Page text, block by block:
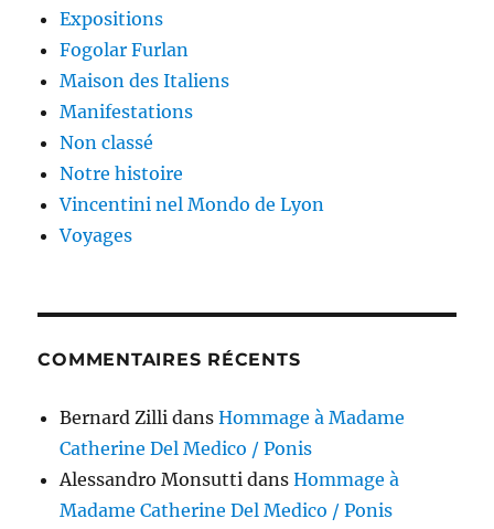
Expositions
Fogolar Furlan
Maison des Italiens
Manifestations
Non classé
Notre histoire
Vincentini nel Mondo de Lyon
Voyages
COMMENTAIRES RÉCENTS
Bernard Zilli dansHommage à Madame
Catherine Del Medico / Ponis
Alessandro Monsutti dansHommage à
Madame Catherine Del Medico / Ponis